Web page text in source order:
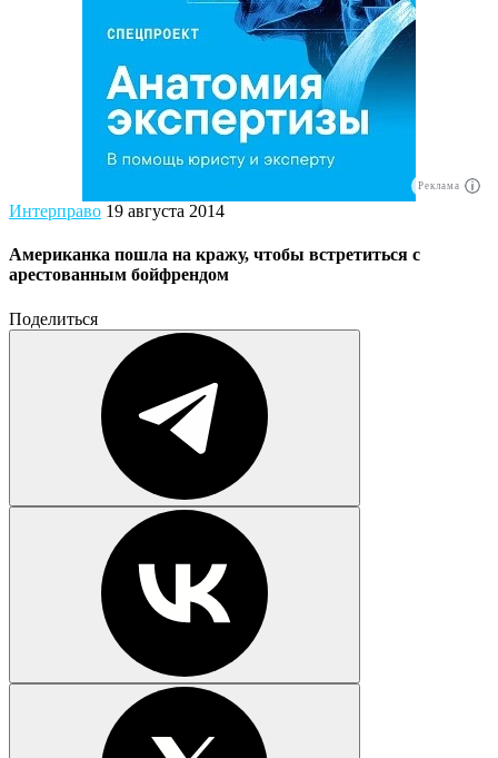
Реклама
Интерправо 19 августа 2014
Американка пошла на кражу, чтобы встретиться с
арестованным бойфрендом
Поделиться